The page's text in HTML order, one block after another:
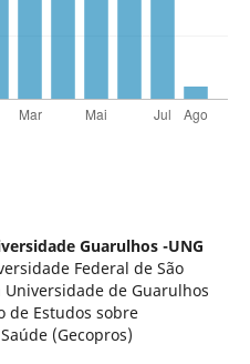
Guarulhos -UNG
Federal de São
de Guarulhos
de Estudos sobre
(Gecopros)